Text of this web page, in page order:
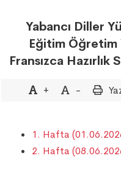
Yabancı Diller
Eğitim Öğretim
Fransızca Hazırlık
+ -
1. Hafta
2. Hafta